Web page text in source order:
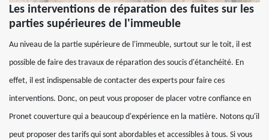
Les interventions de réparation des fuites sur les
parties supérieures de l'immeuble
Au niveau de la partie supérieure de l'immeuble, surtout sur le toit, il est
possible de faire des travaux de réparation des soucis d'étanchéité. En
effet, il est indispensable de contacter des experts pour faire ces
interventions. Donc, on peut vous proposer de placer votre confiance en
Pronet couverture qui a beaucoup d'expérience en la matière. Notons qu'il
peut proposer des tarifs qui sont abordables et accessibles à tous. Si vous